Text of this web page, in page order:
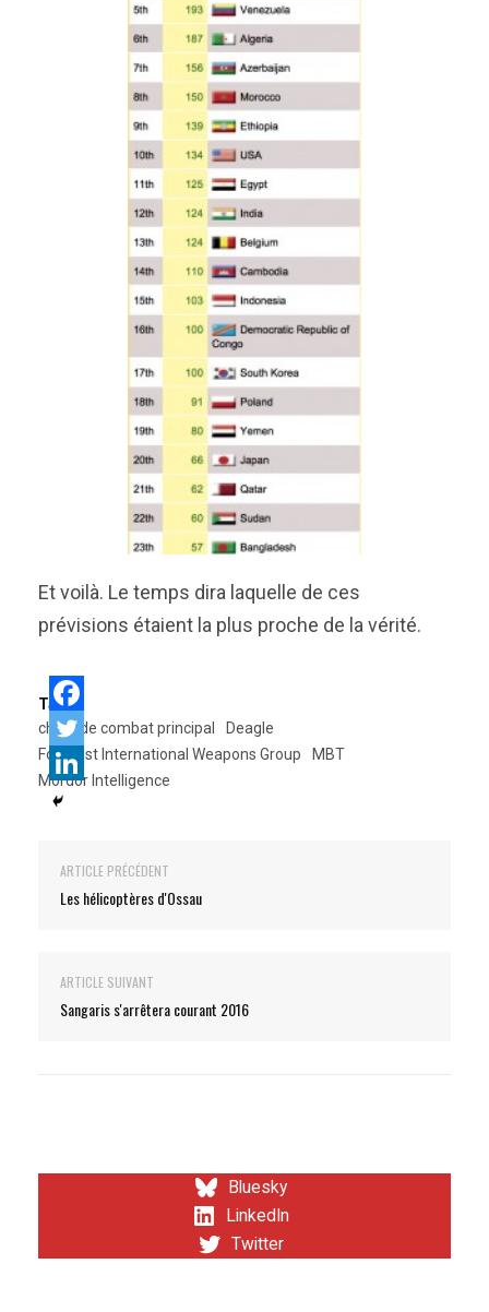
Et voilà. Le temps dira laquelle de ces
prévisions étaient la plus proche de la vérité.
Tags:
chars de combat principal
Deagle
Forecast International Weapons Group
MBT
Mordor Intelligence
ARTICLE PRÉCÉDENT
Les hélicoptères d'Ossau
ARTICLE SUIVANT
Sangaris s'arrêtera courant 2016
Bluesky
LinkedIn
Twitter